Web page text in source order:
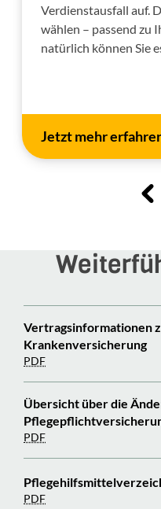
Verdienstausfall auf.
wählen – passend zu
natürlich können Sie
Jetzt mehr
Vertragsinformationen
Krankenversicherung
PDF
Übersicht über die
PDF
PDF